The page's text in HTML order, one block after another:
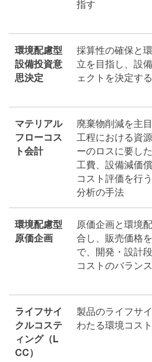
指す
環境配慮型
設備投資意
思決定
採算性の確保と
立を目指し、設
ェクトを決定する
マテリアル
フローコス
ト会計
廃棄物削減を主
工程における資
ーのロスに要し
工費、設備減価
コスト評価を行
分析の手法
環境配慮型
原価企画
原価企画と環境
合し、販売価格
で、開発・設計
コストのバラン
ライフサイ
クルコステ
ィング（L
CC）
製品のライフサ
わたる環境コス